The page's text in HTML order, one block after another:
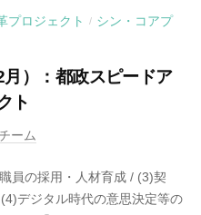
プロジェクト / シン・コアプ
）：都政スピードア
ト
ーム
員の採用・人材育成 / (3)契
デジタル時代の意思決定等の